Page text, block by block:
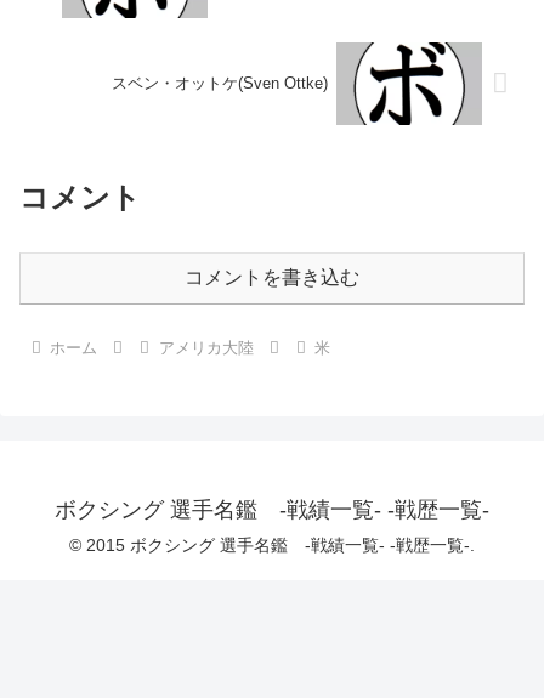
スベン・オットケ(Sven Ottke)
コメント
コメントを書き込む
ホーム アメリカ大陸 米
ボクシング 選手名鑑 -戦績一覧- -戦歴一覧-
© 2015 ボクシング 選手名鑑 -戦績一覧- -戦歴一覧-.